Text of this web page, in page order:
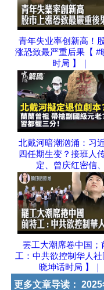
青年失业率创新高！
涨恐致最严重后果【 #
时局 】｜
北戴河暗潮汹涌：习
四任期生变？接班人
定、曾庆红密信、
罢工大潮席卷中国；
工：中共欲控制华人社
晓坤话时局 】｜
更多文章导读： 2025